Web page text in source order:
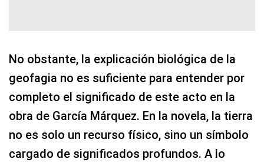
No obstante, la explicación biológica de la
geofagia no es suficiente para entender por
completo el significado de este acto en la
obra de García Márquez. En la novela, la tierra
no es solo un recurso físico, sino un símbolo
cargado de significados profundos. A lo